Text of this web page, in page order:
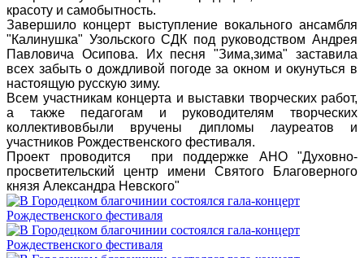
красоту и самобытность.
Завершило концерт выступление вокального ансамбля
"Калинушка" Узольского СДК под руководством Андрея
Павловича Осипова. Их песня "Зима,зима" заставила
всех забыть о дождливой погоде за окном и окунуться в
настоящую русскую зиму.
Всем участникам концерта и выставки творческих работ,
а также педагогам и руководителям творческих
коллективовбыли вручены дипломы лауреатов и
участников Рождественского фестиваля.
Проект проводится при поддержке АНО "Духовно-
просветительский центр имени Святого Благоверного
князя Александра Невского"